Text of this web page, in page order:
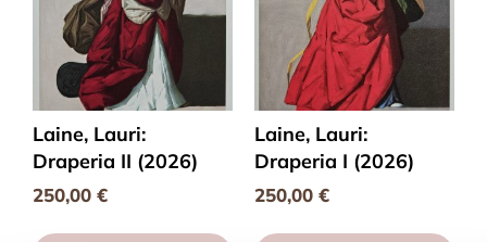
Laine, Lauri:
Draperia II (2026)
250,00 €
Laine, Lauri:
Draperia I (2026)
250,00 €